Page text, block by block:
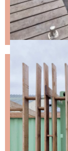
NIKS
Schrijf je in
ongeveer
Stap 1 – vul je